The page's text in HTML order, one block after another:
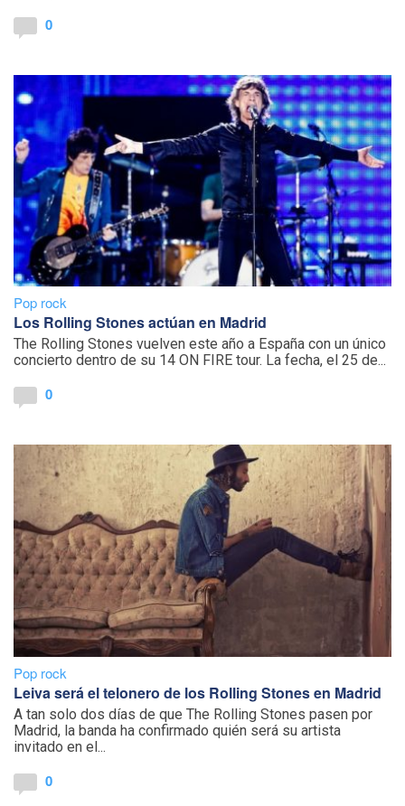
0
Pop rock
Los Rolling Stones actúan en Madrid
The Rolling Stones vuelven este año a España con un único
concierto dentro de su 14 ON FIRE tour. La fecha, el 25 de...
0
Pop rock
Leiva será el telonero de los Rolling Stones en Madrid
A tan solo dos días de que The Rolling Stones pasen por
Madrid, la banda ha confirmado quién será su artista
invitado en el...
0